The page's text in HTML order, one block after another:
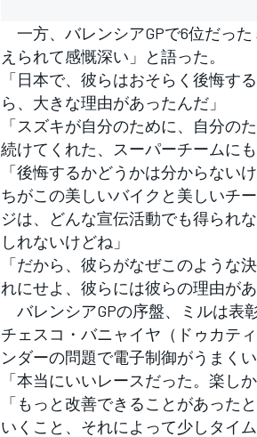
すべてのカテゴリー
一方、バレンシアGPで6位だっ
えられて感慨深い」と語った。
「日本で、彼らはおそらく後悔す
ら、大きな理由があったんだ」
「スズキが自分のために、自分の
続けてくれた、スーパーチームに
「後悔するかどうかは分からない
ちがこの美しいバイクと美しいチ
ジは、どんな宣伝活動でも得られ
しれないけどね」
「だから、彼らがなぜこのような
れにせよ、彼らには彼らの理由が
バレンシアGPの序盤、ミルは表
チェスコ・バニャイヤ（ドゥカテ
ンダーの問題で電子制御がうまく
「本当にいいレースだった。楽し
「もっと改善できることがあった
いくこと、それによって少しタイ